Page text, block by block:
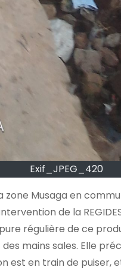
Exif_JPEG_420
zone Musaga en
de la
régulière de ce
mains sales. Elle
est en train de puiser,